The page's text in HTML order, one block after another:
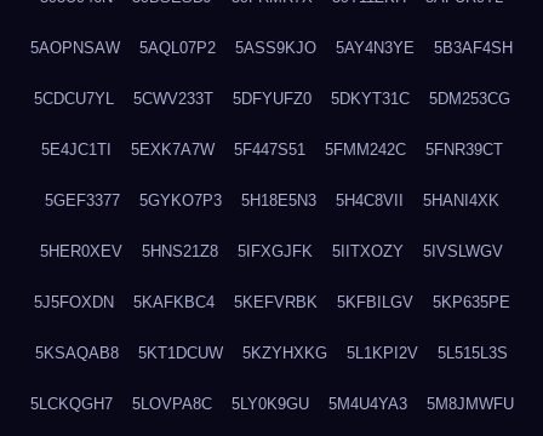
5AOPNSAW 5AQL07P2 5ASS9KJO 5AY4N3YE 5B3AF4SH
5CDCU7YL 5CWV233T 5DFYUFZ0 5DKYT31C 5DM253CG
5E4JC1TI 5EXK7A7W 5F447S51 5FMM242C 5FNR39CT
5GEF3377 5GYKO7P3 5H18E5N3 5H4C8VII 5HANI4XK
5HER0XEV 5HNS21Z8 5IFXGJFK 5IITXOZY 5IVSLWGV
5J5FOXDN 5KAFKBC4 5KEFVRBK 5KFBILGV 5KP635PE
5KSAQAB8 5KT1DCUW 5KZYHXKG 5L1KPI2V 5L515L3S
5LCKQGH7 5LOVPA8C 5LY0K9GU 5M4U4YA3 5M8JMWFU